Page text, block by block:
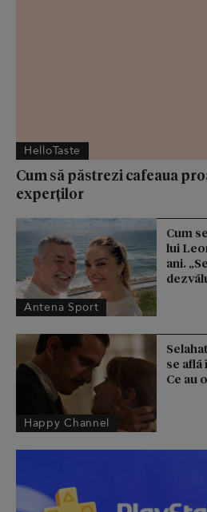
HelloTaste
Cum să păstrezi cafeaua
experților
Antena Sport
Cum
lui
ani.
Happy Channel
se
Ce au